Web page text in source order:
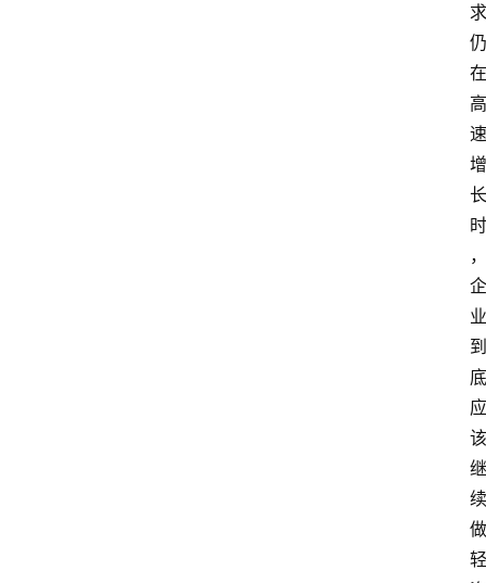
求
仍
在
高
速
增
长
时
，
企
业
到
底
应
该
继
续
做
轻